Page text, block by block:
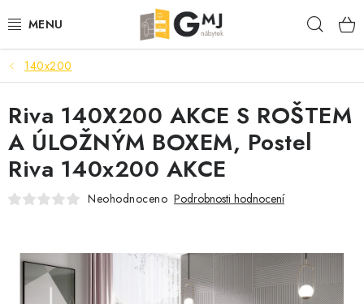
na
SEDACÍ SOUPRAVY
OBÝVACÍ POKOJ
LOŽNICE
KUCHYNĚ
AKCE
140x200
Riva 140X200 AKCE S ROŠTEM
A ÚLOŽNÝM BOXEM, Postel
Riva 140x200 AKCE
Neohodnoceno Podrobnosti hodnocení